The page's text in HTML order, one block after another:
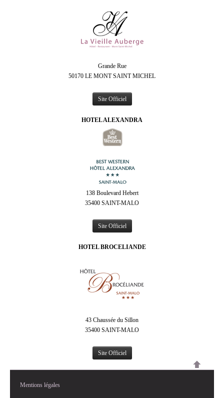
Grande Rue
50170 LE MONT SAINT MICHEL
Site Officiel
HOTEL ALEXANDRA
138 Boulevard Hebert
35400 SAINT-MALO
Site Officiel
HOTEL BROCELIANDE
43 Chaussée du Sillon
35400 SAINT-MALO
Site Officiel
Mentions légales